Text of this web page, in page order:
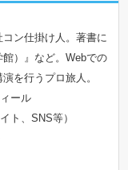
ン仕掛け人。著書に
館）』など。Webでの
を行うプロ旅人。
ール
ト、SNS等）